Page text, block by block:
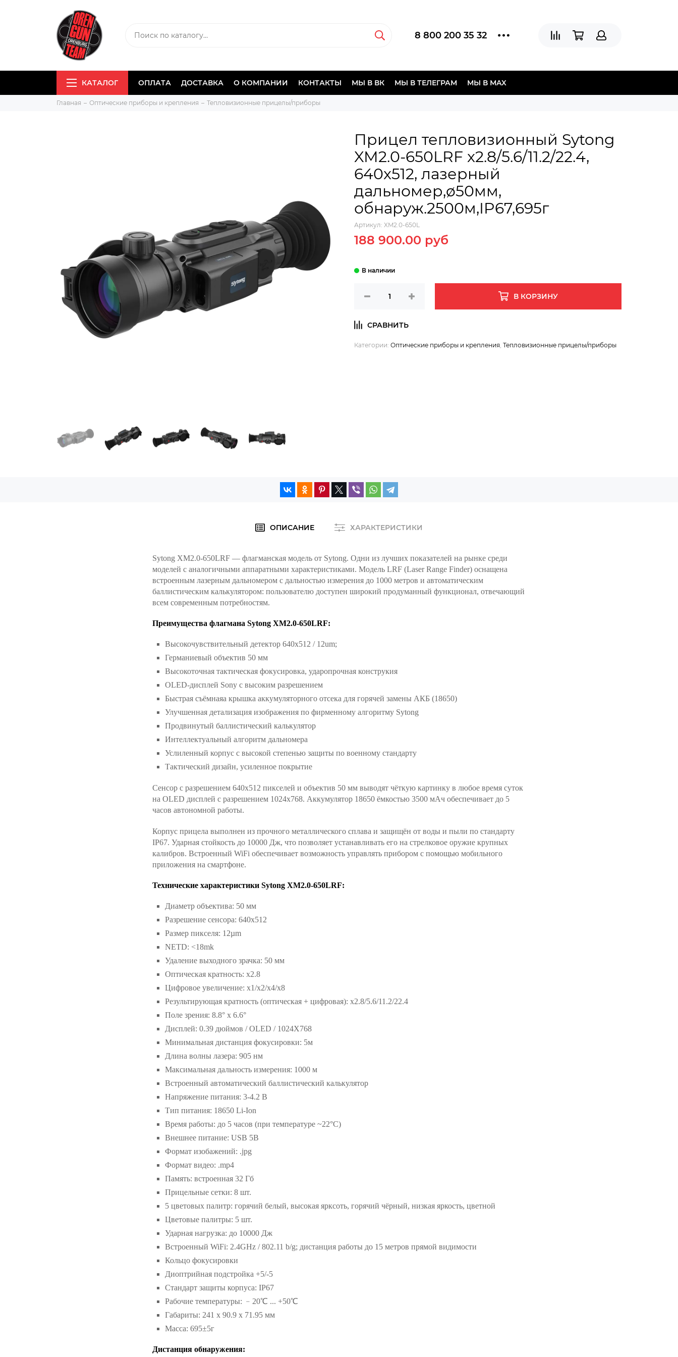
8 800 200 35 32
КАТАЛОГ ОПЛАТА ДОСТАВКА О КОМПАНИИ КОНТАКТЫ МЫ В ВК МЫ В ТЕЛЕГРАМ МЫ В МAX
Главная Оптические приборы и крепления Тепловизионные прицелы/приборы
Прицел тепловизионный Sytong
XM2.0-650LRF x2.8/5.6/11.2/22.4,
640x512, лазерный
дальномер,ø50мм,
обнаруж.2500м,IP67,695г
Артикул: XM2.0-650L
188 900.00 руб
В КОРЗИНУ
Категории: Оптические приборы и крепления Тепловизионные прицелы/приборы
ОПИСАНИЕ ХАРАКТЕРИСТИКИ
Sytong XM2.0-650LRF — флагманская модель от Sytong. Одни из лучших показателей на рынке среди
моделей с аналогичными аппаратными характеристиками. Модель LRF (Laser Range Finder) оснащена
встроенным лазерным дальномером с дальностью измерения до 1000 метров и автоматическим
баллистическим калькулятором: пользователю доступен широкий продуманный функционал, отвечающий
всем современным потребностям.
Преимущества флагмана Sytong XM2.0-650LRF:
Высокочувствительный детектор 640x512 / 12um;
Германиевый объектив 50 мм
Высокоточная тактическая фокусировка, ударопрочная конструкия
OLED-дисплей Sony с высоким разрешением
Быстрая съёмнаяа крышка аккумуляторного отсека для горячей замены АКБ (18650)
Улучшенная детализация изображения по фирменному алгоритму Sytong
Продвинутый баллистический калькулятор
Интеллектуальный алгоритм дальномера
Услиленный корпус с высокой степенью защиты по военному стандарту
Тактический дизайн, усиленное покрытие
Сенсор с разрешением 640x512 пикселей и объектив 50 мм выводят чёткую картинку в любое время суток
на OLED дисплей с разрешением 1024x768. Аккумулятор 18650 ёмкостью 3500 мАч обеспечивает до 5
часов автономной работы.
Корпус прицела выполнен из прочного металлического сплава и защищён от воды и пыли по стандарту
IP67. Ударная стойкость до 10000 Дж, что позволяет устанавливать его на стрелковое оружие крупных
калибров. Встроенный WiFi обеспечивает возможность управлять прибором с помощью мобильного
приложения на смартфоне.
Технические характеристики Sytong XM2.0-650LRF:
Диаметр объектива: 50 мм
Разрешение сенсора: 640x512
Размер пикселя: 12µm
NETD: <18mk
Удаление выходного зрачка: 50 мм
Оптическая кратность: x2.8
Цифровое увеличение: x1/x2/x4/x8
Результирующая кратность (оптическая + цифровая): x2.8/5.6/11.2/22.4
Поле зрения: 8.8° x 6.6°
Дисплей: 0.39 дюймов / OLED / 1024X768
Минимальная дистанция фокусировки: 5м
Длина волны лазера: 905 нм
Максимальная дальность измерения: 1000 м
Встроенный автоматический баллистический калькулятор
Напряжение питания: 3-4.2 В
Тип питания: 18650 Li-Ion
Время работы: до 5 часов (при температуре ~22°C)
Внешнее питание: USB 5В
Формат изобажений: .jpg
Формат видео: .mp4
Память: встроенная 32 Гб
Прицельные сетки: 8 шт.
5 цветовых палитр: горячий белый, высокая ярксоть, горячий чёрный, низкая яркость, цветной
Цветовые палитры: 5 шт.
Ударная нагрузка: до 10000 Дж
Встроенный WiFi: 2.4GHz / 802.11 b/g; дистанция работы до 15 метров прямой видимости
Кольцо фокусировки
Диоптрийная подстройка +5/-5
Стандарт защиты корпуса: IP67
Рабочие температуры: ﹣20℃ ... +50℃
Габариты: 241 x 90.9 x 71.95 мм
Масса: 695±5г
Дистанция обнаружения: